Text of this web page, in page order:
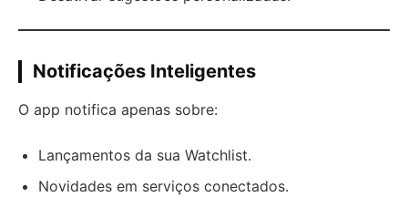
Notificações Inteligentes
O app notifica apenas sobre:
Lançamentos da sua Watchlist.
Novidades em serviços conectados.